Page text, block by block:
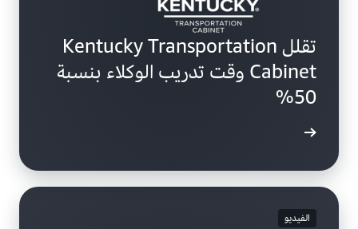
تقلل Kentucky Transportation
Cabinet وقت تدريب الوكلاء بنسبة
50%
الفيديو